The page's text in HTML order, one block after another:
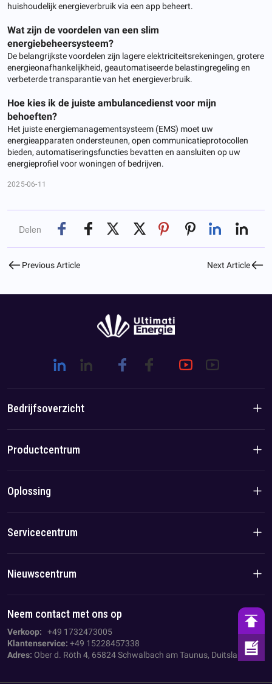
huishoudelijk energieverbruik via een app beheert.
Wat zijn de voordelen van een slim
energiebeheersysteem?
De belangrijkste voordelen zijn lagere elektriciteitsrekeningen, grotere
energieonafhankelijkheid, geautomatiseerde belastingregeling en
verbeterde transparantie van het energieverbruik.
Hoe kies ik de juiste ambulancedienst voor mijn
behoeften?
Het juiste energiemanagementsysteem (EMS) moet uw
energieapparaten ondersteunen, open communicatieprotocollen
bieden, automatiseringsfuncties bevatten en aansluiten op uw
energieprofiel voor woningen of bedrijven.
2025-06-11
Delen
Previous Article Next Article
Bedrijfsoverzicht
Bedrijfsintroductie
Team-/lokaal voordeel
Productcentrum
Woonproducten
Oplossing
Oplossing
Servicecentrum
Privacybeleid
AGB
Nieuwscentrum
Bedrijfsnieuws
Branche nieuws
Neem contact met ons op
Verkoop:
+49 1732473005
Klantenservice: +49 15228457338
Adres: Ober d. Röth 4, 65824 Schwalbach am Taunus, Duitsland